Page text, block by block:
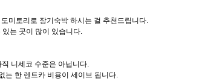
미토리로 장기숙박 하시는 걸 추천드립니다.
는 곳이 많이 있습니다.
니세코 수준은 아닙니다.
는 한 렌트카 비용이 세이브 됩니다.